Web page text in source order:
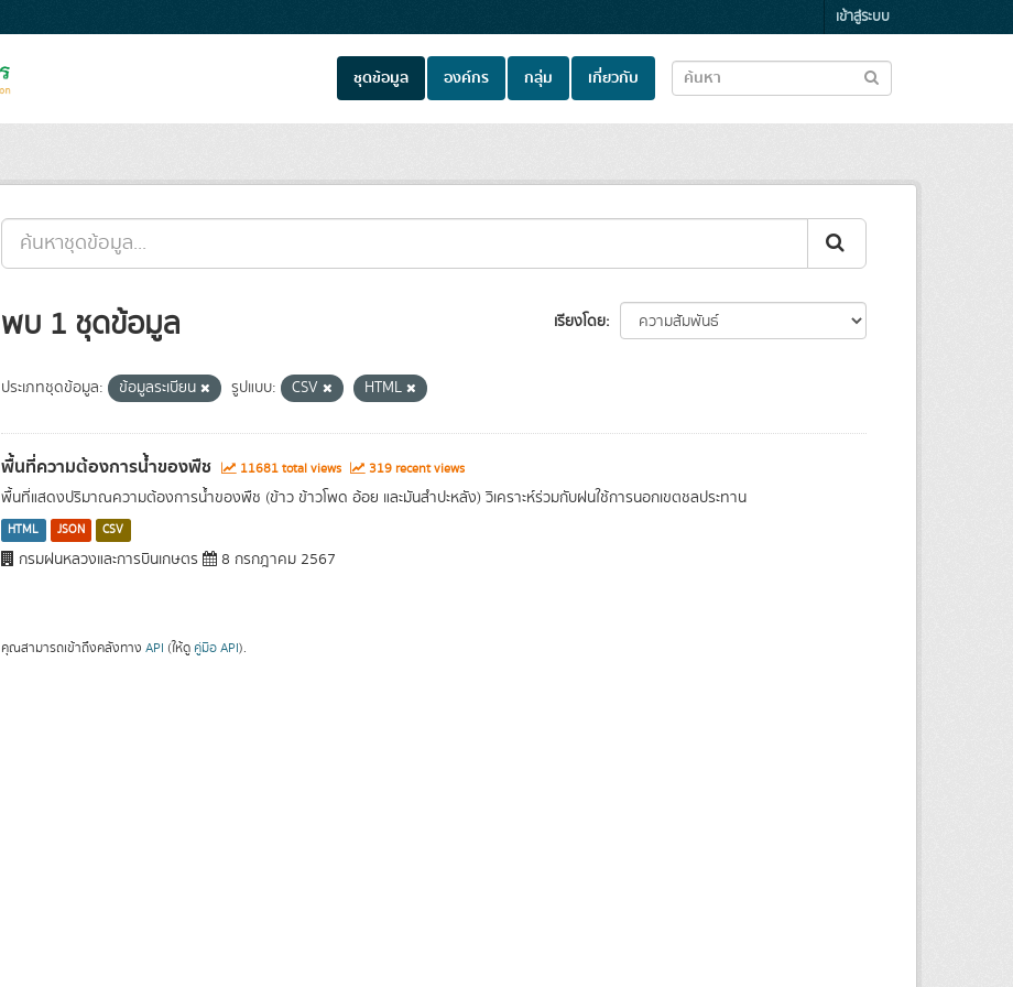
เข้าสู่ระบบ
ชุดข้อมูล องค์กร กลุ่ม เกี่ยวกับ
เรียงโดย
พบ 1 ชุดข้อมูล
ประเภทชุดข้อมูล: ข้อมูลระเบียน รูปแบบ: CSV HTML
พื้นที่ความต้องการน้ำของพืช 11681 total views 319 recent views
พื้นที่แสดงปริมาณความต้องการน้ำของพืช (ข้าว ข้าวโพด อ้อย และมันสำปะหลัง) วิเคราะห์ร่วมกับฝนใช้การนอกเขตชลประทาน
HTML JSON CSV
กรมฝนหลวงและการบินเกษตร 8 กรกฎาคม 2567
คุณสามารถเข้าถึงคลังทาง API (ให้ดู คู่มือ API).